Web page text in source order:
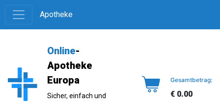
Apotheke
Online-
Apotheke
Europa
Sicher, einfach und
Gesamtbetrag:
€ 0.00